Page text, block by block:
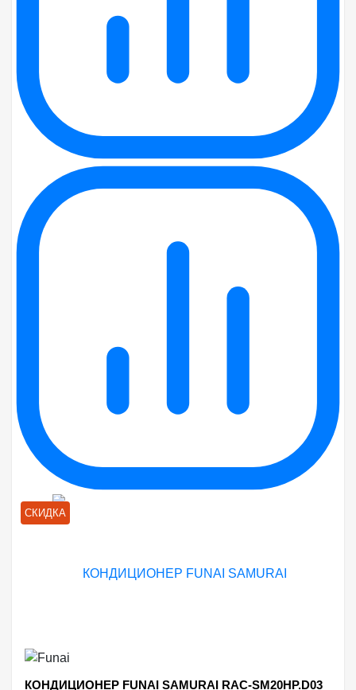
СКИДКА
КОНДИЦИОНЕР FUNAI SAMURAI RAC-SM20HP.D03